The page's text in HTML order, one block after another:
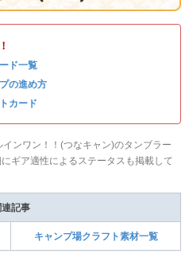
ド一覧
の進め方
カード
ンワン！！(つなキャン)のタンブラー
ギア適性によるステータスも掲載して
連記事
キャンプ場クラフト素材一覧